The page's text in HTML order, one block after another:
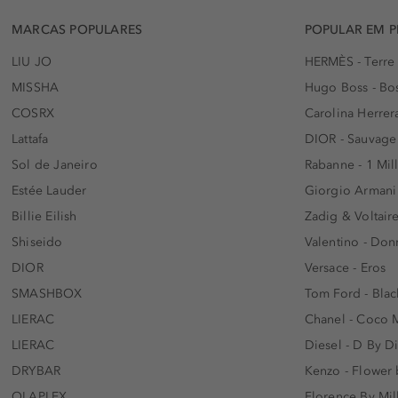
MARCAS POPULARES
LIU JO
MISSHA
COSRX
Lattafa
Sol de Janeiro
Estée Lauder
Billie Eilish
Shiseido
DIOR
SMASHBOX
LIERAC
LIERAC
DRYBAR
POPULAR EM
HERMÈS -
Hugo Boss -
Carolina
DIOR - Sauvage
Rabanne - 1
Giorgio Armani
Zadig &
Valentino -
Versace - Eros
Tom Ford -
Chanel - Coco
Diesel - D By
Kenzo - Flower